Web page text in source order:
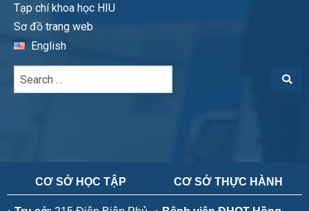
Tạp chí khoa học HIU
Sơ đồ trang web
English
CƠ SỞ HỌC TẬP CƠ SỞ THỰC HÀNH